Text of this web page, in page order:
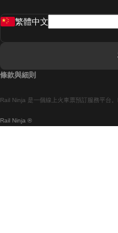
Rail Ninja ®
Rail Ninja 是一個線上火車票預訂服務平台
繁體中文
條款與細則